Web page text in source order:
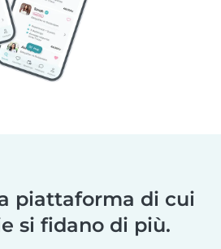
piattaforma di cui
si fidano di più.